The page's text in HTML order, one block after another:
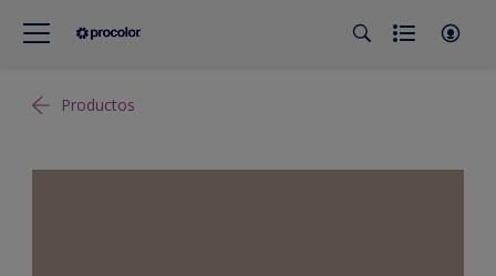
Productos